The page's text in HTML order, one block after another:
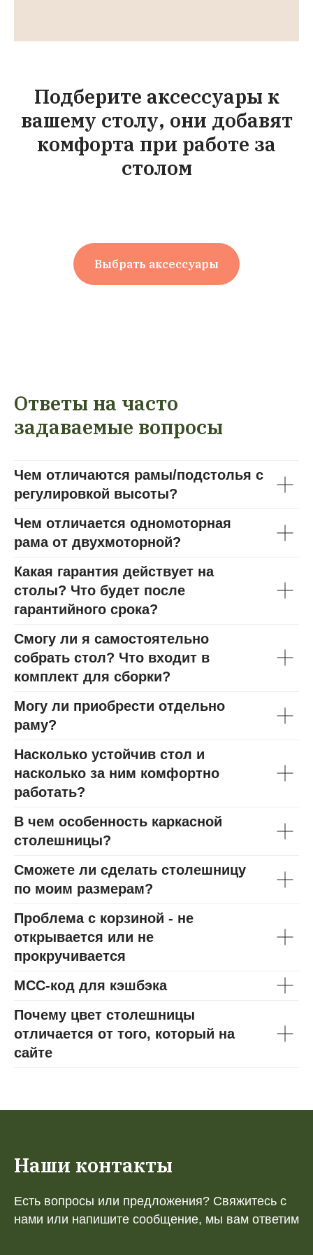
Подберите аксессуары к
вашему столу, они добавят
комфорта при работе за
столом
Выбрать аксессуары
Ответы на часто
задаваемые вопросы
Чем отличаются рамы/подстолья с
регулировкой высоты?
Чем отличается одномоторная
рама от двухмоторной?
Какая гарантия действует на
столы? Что будет после
гарантийного срока?
Смогу ли я самостоятельно
собрать стол? Что входит в
комплект для сборки?
Могу ли приобрести отдельно
раму?
Насколько устойчив стол и
насколько за ним комфортно
работать?
В чем особенность каркасной
столешницы?
Сможете ли сделать столешницу
по моим размерам?
Проблема с корзиной - не
открывается или не
прокручивается
МСС-код для кэшбэка
Почему цвет столешницы
отличается от того, который на
сайте
Наши контакты
Есть вопросы или предложения? Свяжитесь с
нами или напишите сообщение, мы вам ответим